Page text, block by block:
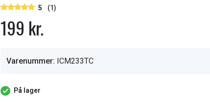
5 (1)
199 kr.
Varenummer: ICM233TC
På lager